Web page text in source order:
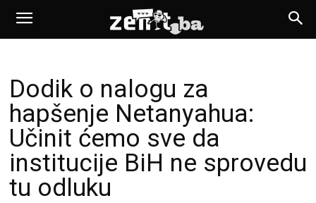
Dodik o nalogu za
hapšenje Netanyahua:
Učinit ćemo sve da
institucije BiH ne sprovedu
tu odluku